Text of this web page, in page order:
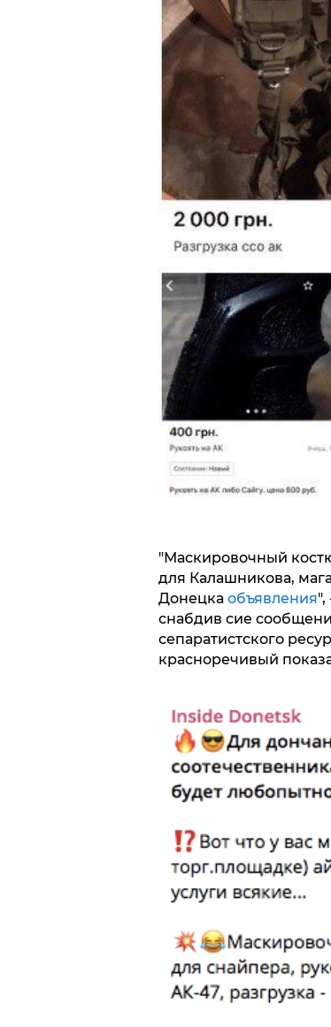
"Маскировочный
для Калашникова,
Донецка объявления
снабдив сие
сепаратистского
красноречивый